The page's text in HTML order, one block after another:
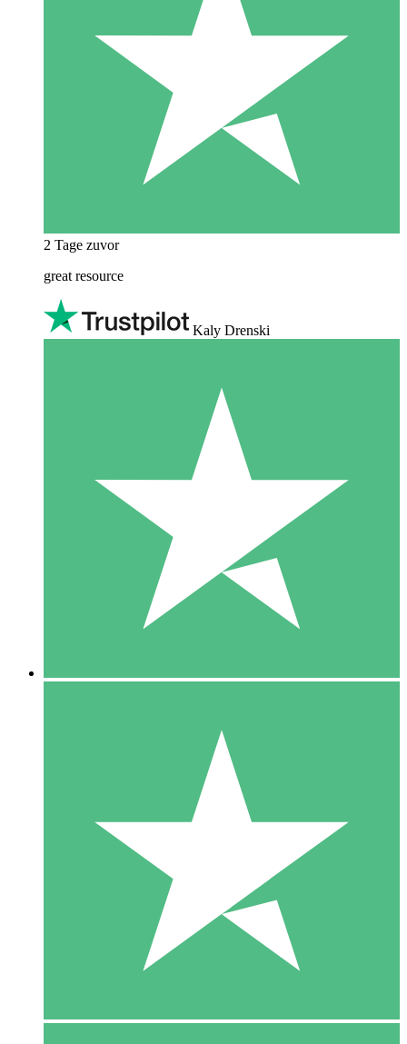
2 Tage zuvor
great resource
Kaly Drenski